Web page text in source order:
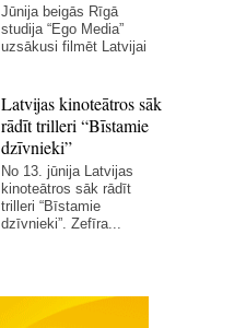
Jūnija beigās Rīgā
studija “Ego Media”
uzsākusi filmēt Latvijai
Latvijas kinoteātros sāk
rādīt trilleri “Bīstamie
dzīvnieki”
No 13. jūnija Latvijas
kinoteātros sāk rādīt
trilleri “Bīstamie
dzīvnieki”. Zefīra...